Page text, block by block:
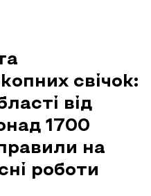
свічок:
від
1700
на
роботи